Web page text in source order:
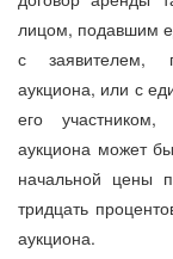
лицом, подавшим
с заявителем,
аукциона, или с
его
аукциона может
начальной цены
тридцать
аукциона.